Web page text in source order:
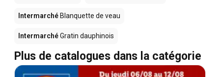
Intermarché Blanquette de veau
IntermarchéGratin dauphinois
Plus de catalogues dans la catégorie